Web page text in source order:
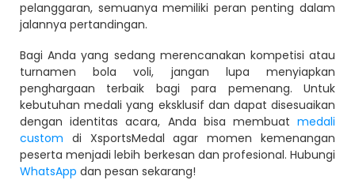
pelanggaran, semuanya memiliki peran penting dalam
jalannya pertandingan.
Bagi Anda yang sedang merencanakan kompetisi atau
turnamen bola voli, jangan lupa menyiapkan
penghargaan terbaik bagi para pemenang. Untuk
kebutuhan medali yang eksklusif dan dapat disesuaikan
dengan identitas acara, Anda bisa membuat medali
custom di XsportsMedal agar momen kemenangan
peserta menjadi lebih berkesan dan profesional. Hubungi
WhatsApp dan pesan sekarang!